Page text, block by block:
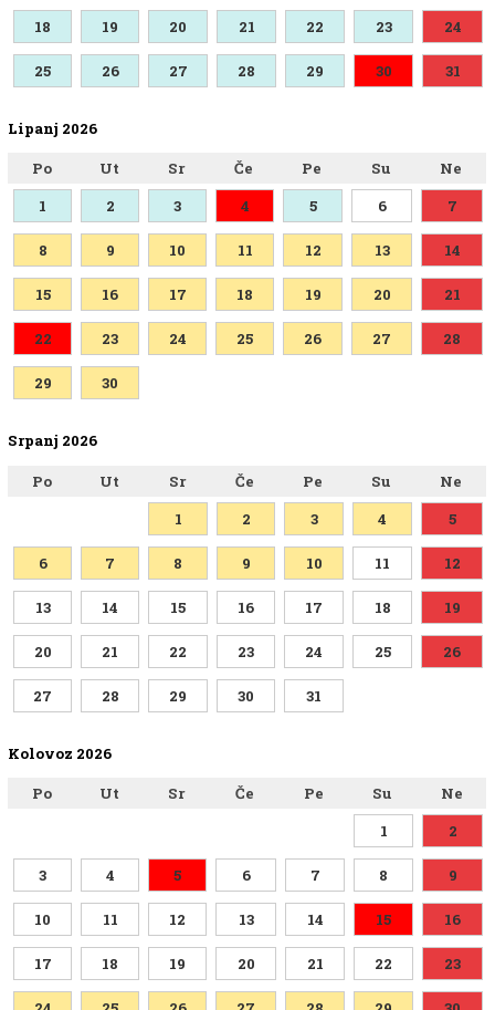
18 19 20 21 22 23 24
25 26 27 28 29 30 31
Lipanj 2026
Po Ut Sr Če Pe Su
Ne
1
2 3 4 5 6 7
8 9 10 11 12 13 14
15 16 17 18 19 20 21
22 23 24 25 26 27 28
29 30
Srpanj 2026
Po Ut Sr Če Pe Su
Ne
1
2 3 4 5
6 7 8 9 10 11 12
13 14 15 16 17 18 19
20 21 22 23 24 25 26
27 28 29 30 31
Kolovoz 2026
Po Ut Sr Če Pe Su
Ne
1
2
3 4 5 6 7 8 9
10 11 12 13 14 15 16
17 18 19 20 21 22 23